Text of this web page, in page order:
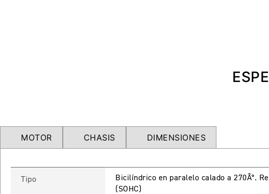
MOTOR CHASIS DIMENSIONES
Tipo
Bicilíndrico en paralelo calado a 270Â°.
(SOHC)